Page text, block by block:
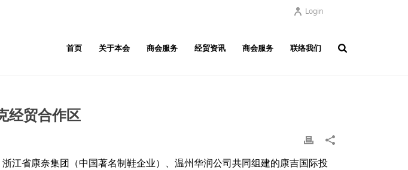
Login
首页 关于本会 商会服务 经贸资讯 商会服务 联络我们
经贸合作区
江省康奈集团（中国著名制鞋企业）、温州华润公司共同组建的康吉国际投